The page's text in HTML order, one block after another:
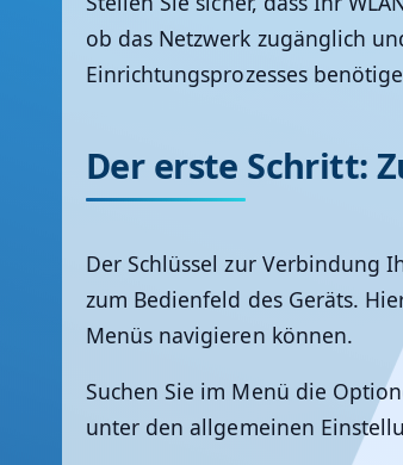
ob das Netzwerk zugänglich
Einrichtungsprozesses
Der erste Schritt:
Der Schlüssel zur Verbindung
zum Bedienfeld des Geräts.
Menüs navigieren können.
Suchen Sie im Menü die
unter den allgemeinen